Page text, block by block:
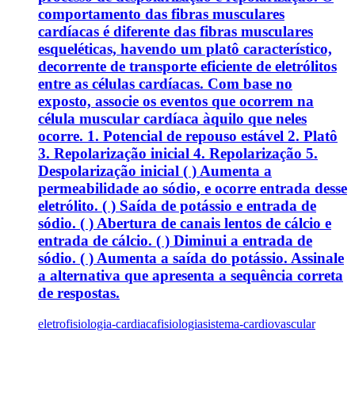
comportamento das fibras musculares
cardíacas é diferente das fibras musculares
esqueléticas, havendo um platô característico,
decorrente de transporte eficiente de eletrólitos
entre as células cardíacas. Com base no
exposto, associe os eventos que ocorrem na
célula muscular cardíaca àquilo que neles
ocorre. 1. Potencial de repouso estável 2. Platô
3. Repolarização inicial 4. Repolarização 5.
Despolarização inicial ( ) Aumenta a
permeabilidade ao sódio, e ocorre entrada desse
eletrólito. ( ) Saída de potássio e entrada de
sódio. ( ) Abertura de canais lentos de cálcio e
entrada de cálcio. ( ) Diminui a entrada de
sódio. ( ) Aumenta a saída do potássio. Assinale
a alternativa que apresenta a sequência correta
de respostas.
eletrofisiologia-cardiacafisiologiasistema-cardiovascular